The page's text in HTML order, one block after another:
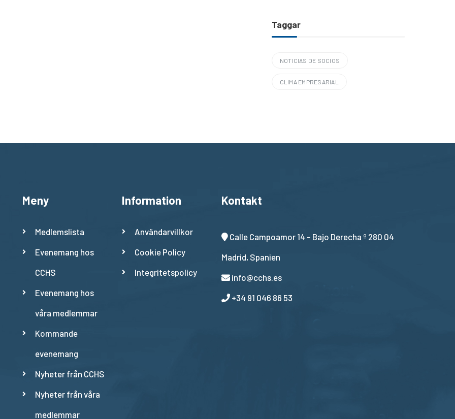
Taggar
NOTICIAS DE SOCIOS
CLIMA EMPRESARIAL
Meny
Medlemslista
Evenemang hos
CCHS
Evenemang hos
våra medlemmar
Kommande
evenemang
Nyheter från CCHS
Nyheter från våra
medlemmar
Information
Användarvillkor
Cookie Policy
Integritetspolicy
Kontakt
Calle Campoamor 14 - Bajo Derecha º 280 04
Madrid, Spanien
info@cchs.es
+34 91 046 86 53